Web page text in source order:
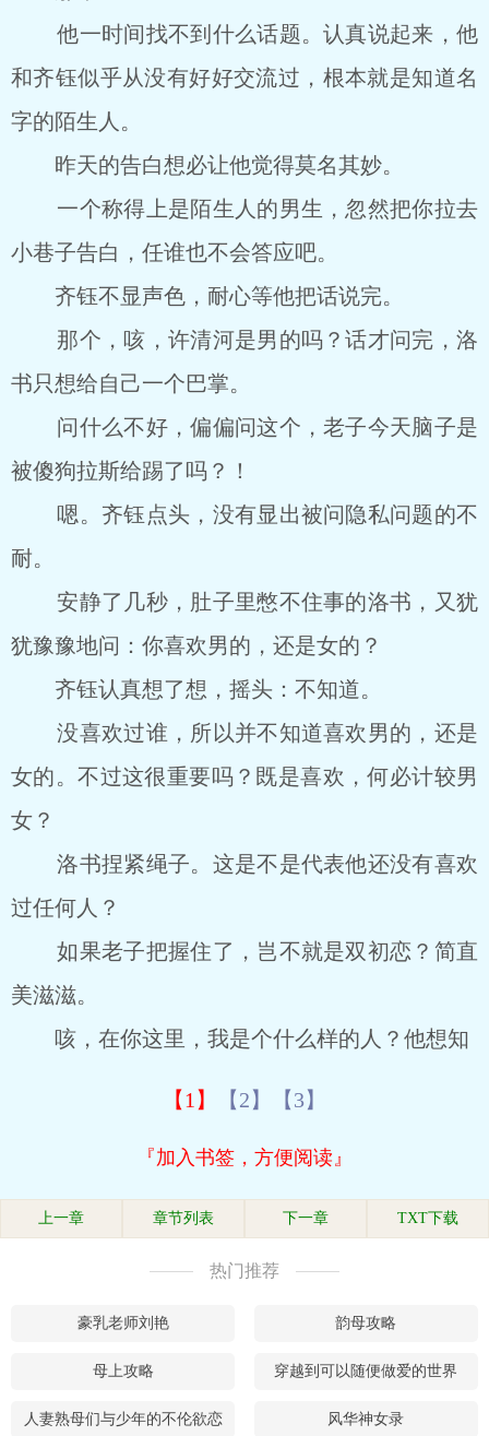
他一时间找不到什么话题。认真说起来，他
和齐钰似乎从没有好好交流过，根本就是知道名
字的陌生人。
昨天的告白想必让他觉得莫名其妙。
一个称得上是陌生人的男生，忽然把你拉去
小巷子告白，任谁也不会答应吧。
齐钰不显声色，耐心等他把话说完。
那个，咳，许清河是男的吗？话才问完，洛
书只想给自己一个巴掌。
问什么不好，偏偏问这个，老子今天脑子是
被傻狗拉斯给踢了吗？！
嗯。齐钰点头，没有显出被问隐私问题的不
耐。
安静了几秒，肚子里憋不住事的洛书，又犹
犹豫豫地问：你喜欢男的，还是女的？
齐钰认真想了想，摇头：不知道。
没喜欢过谁，所以并不知道喜欢男的，还是
女的。不过这很重要吗？既是喜欢，何必计较男
女？
洛书捏紧绳子。这是不是代表他还没有喜欢
过任何人？
如果老子把握住了，岂不就是双初恋？简直
美滋滋。
咳，在你这里，我是个什么样的人？他想知
【1】 【2】 【3】
『加入书签，方便阅读』
上一章 章节列表 下一章 TXT下载
热门推荐
豪乳老师刘艳 韵母攻略
母上攻略 穿越到可以随便做爱的世界
人妻熟母们与少年的不伦欲恋 风华神女录